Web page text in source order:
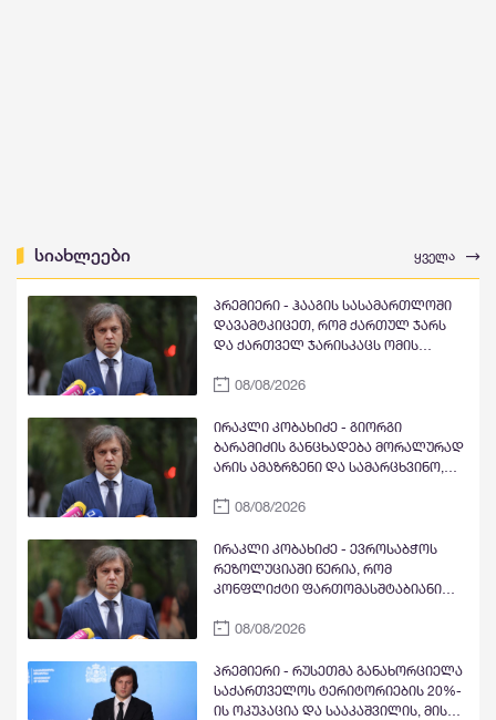
სიახლეები ყველა
პრემიერი - ჰააგის სასამართლოში
დავამტკიცეთ, რომ ქართულ ჯარს
და ქართველ ჯარისკაცს ომის
სტრასბურგის სასამართლოში
ჯარისკაცს ადამიანის უფლებები არ
დაურღვევია, ეს აჩვენებს, თუ
როგორია ჩვენი ხელისუფლების
ქვეყნის ეროვნული ინტერესების
08/08/2026
ირაკლი კობახიძე - გიორგი
ბარამიძის განცხადება მორალურად
არის ამაზრზენი და სამარცხვინო,
ამას შესაბამისი უწყებები
08/08/2026
ირაკლი კობახიძე - ევროსაბჭოს
რეზოლუციაში წერია, რომ
კონფლიქტი ფართომასშტაბიანი
გადავიდა სააკაშვილის რეჟიმის
ფართომასშტაბიანი საომარი
მოქმედებები ნიშნავს ომს,
კონფლიქტი ომში გადაიზარდა
08/08/2026
პრემიერი - რუსეთმა განახორციელა
საქართველოს ტერიტორიების 20%-
ის ოკუპაცია და სააკაშვილის, მისი